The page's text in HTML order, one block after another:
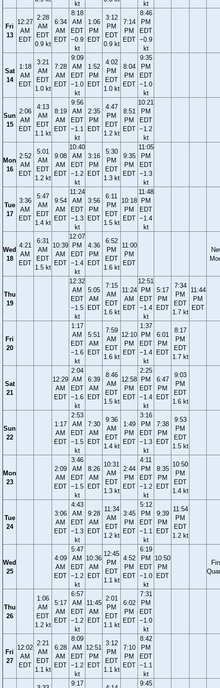
kt kt
Fri
13
12:27
AM
EDT
2:28
AM
EDT
0.9 kt
6:34
AM
EDT
8:18
AM
EDT
−0.9
kt
1:06
PM
EDT
3:12
PM
EDT
0.9 kt
7:14
PM
EDT
8:46
PM
EDT
−0.9
kt
Sat
14
1:18
AM
EDT
3:21
AM
EDT
1.0 kt
7:28
AM
EDT
9:09
AM
EDT
−1.0
kt
1:52
PM
EDT
4:02
PM
EDT
1.0 kt
8:04
PM
EDT
9:35
PM
EDT
−1.0
kt
Sun
15
2:06
AM
EDT
4:13
AM
EDT
1.1 kt
8:19
AM
EDT
9:56
AM
EDT
−1.1
kt
2:35
PM
EDT
4:47
PM
EDT
1.2 kt
8:51
PM
EDT
10:21
PM
EDT
−1.2
kt
Mon
16
2:52
AM
EDT
5:01
AM
EDT
1.2 kt
9:08
AM
EDT
10:40
AM
EDT
−1.2
kt
3:16
PM
EDT
5:30
PM
EDT
1.3 kt
9:35
PM
EDT
11:05
PM
EDT
−1.3
kt
Tue
17
3:36
AM
EDT
5:47
AM
EDT
1.4 kt
9:54
AM
EDT
11:24
AM
EDT
−1.3
kt
3:56
PM
EDT
6:11
PM
EDT
1.5 kt
10:18
PM
EDT
11:48
PM
EDT
−1.4
kt
Wed
18
4:21
AM
EDT
6:31
AM
EDT
1.5 kt
10:39
AM
EDT
12:07
PM
EDT
−1.4
kt
4:36
PM
EDT
6:52
PM
EDT
1.6 kt
11:00
PM
EDT
Thu
19
12:32
AM
EDT
−1.5
kt
5:05
AM
EDT
7:15
AM
EDT
1.6 kt
11:24
AM
EDT
12:51
PM
EDT
−1.4
kt
5:17
PM
EDT
7:34
PM
EDT
1.7 kt
11:44
PM
EDT
Fri
20
1:17
AM
EDT
−1.6
kt
5:51
AM
EDT
7:59
AM
EDT
1.6 kt
12:10
PM
EDT
1:37
PM
EDT
−1.4
kt
6:01
PM
EDT
8:17
PM
EDT
1.7 kt
Sat
21
12:29
AM
EDT
2:04
AM
EDT
−1.6
kt
6:39
AM
EDT
8:46
AM
EDT
1.5 kt
12:58
PM
EDT
2:25
PM
EDT
−1.4
kt
6:47
PM
EDT
9:03
PM
EDT
1.6 kt
Sun
22
1:17
AM
EDT
2:53
AM
EDT
−1.5
kt
7:30
AM
EDT
9:36
AM
EDT
1.4 kt
1:49
PM
EDT
3:16
PM
EDT
−1.3
kt
7:38
PM
EDT
9:53
PM
EDT
1.5 kt
Mon
23
2:09
AM
EDT
3:46
AM
EDT
−1.5
kt
8:26
AM
EDT
10:31
AM
EDT
1.3 kt
2:44
PM
EDT
4:11
PM
EDT
−1.2
kt
8:35
PM
EDT
10:50
PM
EDT
1.4 kt
Tue
24
3:06
AM
EDT
4:43
AM
EDT
−1.3
kt
9:28
AM
EDT
11:34
AM
EDT
1.2 kt
3:45
PM
EDT
5:12
PM
EDT
−1.1
kt
9:39
PM
EDT
11:54
PM
EDT
1.2 kt
Wed
25
4:09
AM
EDT
5:47
AM
EDT
−1.2
kt
10:36
AM
EDT
12:45
PM
EDT
1.1 kt
4:52
PM
EDT
6:19
PM
EDT
−1.0
kt
10:50
PM
EDT
Thu
26
1:06
AM
EDT
1.2 kt
5:17
AM
EDT
6:57
AM
EDT
−1.2
kt
11:45
AM
EDT
2:01
PM
EDT
1.1 kt
6:02
PM
EDT
7:31
PM
EDT
−1.0
kt
Fri
27
12:02
AM
EDT
2:21
AM
EDT
1.1 kt
6:28
AM
EDT
8:09
AM
EDT
−1.2
kt
12:51
PM
EDT
3:12
PM
EDT
1.1 kt
7:10
PM
EDT
8:42
PM
EDT
−1.1
kt
9:17
9:45